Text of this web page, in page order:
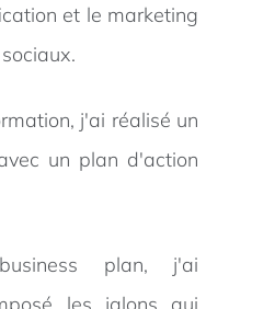
et le marketing
j'ai réalisé un
un plan d'action
plan, j'ai